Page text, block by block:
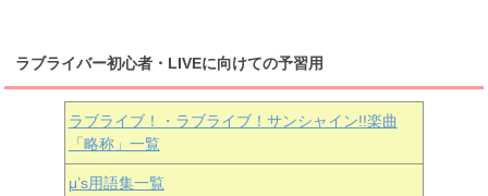
ラブライバー初心者・LIVEに向けての予習用
ラブライブ！・ラブライブ！サンシャイン!!楽曲
「略称」一覧
μ’s用語集一覧